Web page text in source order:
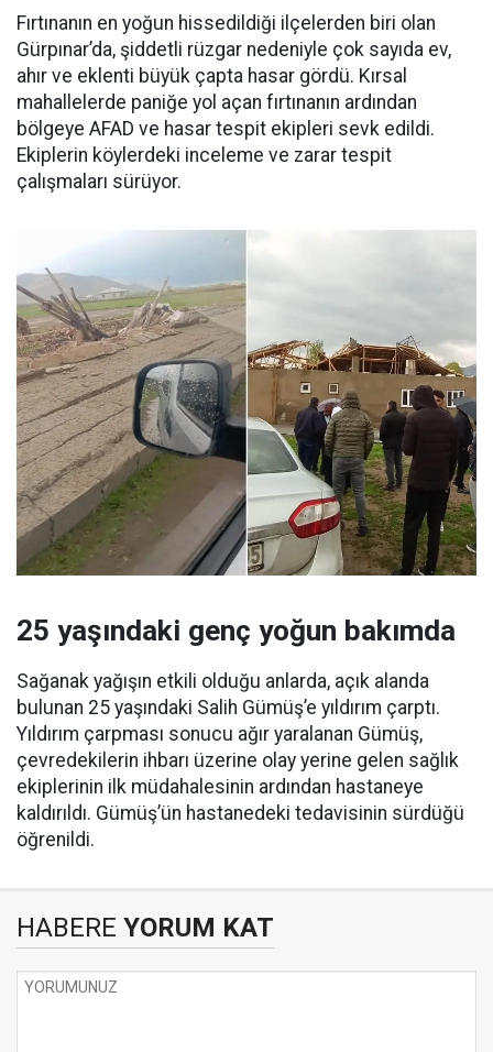
Fırtınanın en yoğun hissedildiği ilçelerden biri olan
Gürpınar’da, şiddetli rüzgar nedeniyle çok sayıda ev,
ahır ve eklenti büyük çapta hasar gördü. Kırsal
mahallelerde paniğe yol açan fırtınanın ardından
bölgeye AFAD ve hasar tespit ekipleri sevk edildi.
Ekiplerin köylerdeki inceleme ve zarar tespit
çalışmaları sürüyor.
25 yaşındaki genç yoğun bakımda
Sağanak yağışın etkili olduğu anlarda, açık alanda
bulunan 25 yaşındaki Salih Gümüş’e yıldırım çarptı.
Yıldırım çarpması sonucu ağır yaralanan Gümüş,
çevredekilerin ihbarı üzerine olay yerine gelen sağlık
ekiplerinin ilk müdahalesinin ardından hastaneye
kaldırıldı. Gümüş’ün hastanedeki tedavisinin sürdüğü
öğrenildi.
HABERE YORUM KAT